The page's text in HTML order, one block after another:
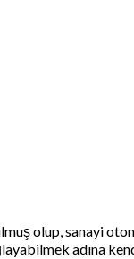
olup, sanayi
adına